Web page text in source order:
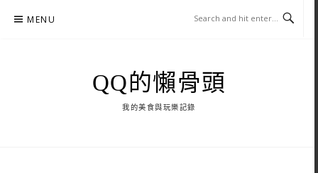
MENU
QQ的懶骨頭
我的美食與玩樂記錄